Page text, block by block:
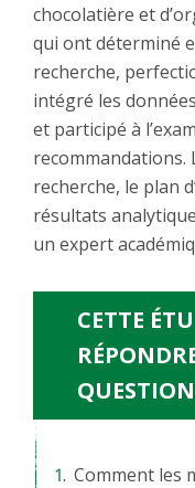
chocolatière et
qui ont déterminé
recherche,
intégré les
et participé à
recommandations.
recherche, le plan
résultats
un expert
CETTE
Comment les